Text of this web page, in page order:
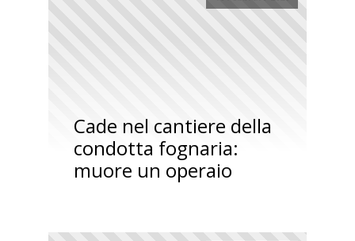
Cade nel cantiere della
condotta fognaria:
muore un operaio